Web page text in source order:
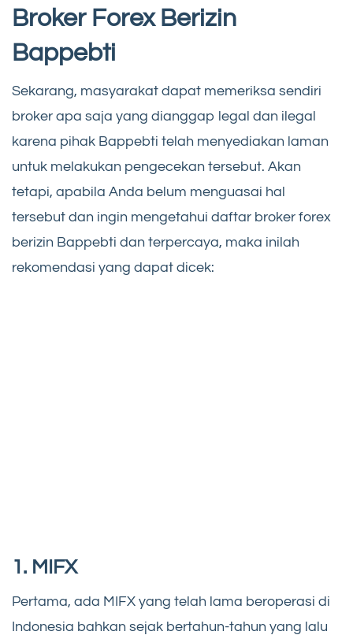
Broker Forex Berizin
Bappebti
Sekarang, masyarakat dapat memeriksa sendiri
broker apa saja yang dianggap legal dan ilegal
karena pihak Bappebti telah menyediakan laman
untuk melakukan pengecekan tersebut. Akan
tetapi, apabila Anda belum menguasai hal
tersebut dan ingin mengetahui daftar broker forex
berizin Bappebti dan terpercaya, maka inilah
rekomendasi yang dapat dicek:
1. MIFX
Pertama, ada MIFX yang telah lama beroperasi di
Indonesia bahkan sejak bertahun-tahun yang lalu